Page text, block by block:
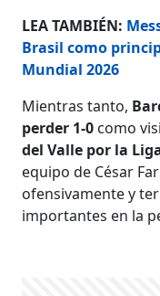
LEA TAMBIÉN:
Brasil como
Mundial 2026
Mientras tanto,
perder 1-0 como
del Valle por la
equipo de César
ofensivamente y
importantes en la